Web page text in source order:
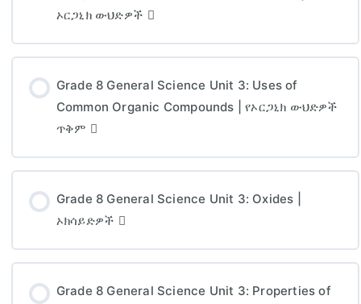
ኦርጋኒክ ውህድዎች
Grade 8 General Science Unit 3: Uses of
Common Organic Compounds | የኦርጋኒክ ውህድዎች
ጥቅም
Grade 8 General Science Unit 3: Oxides |
ኦክሳይድዎች
Grade 8 General Science Unit 3: Properties of